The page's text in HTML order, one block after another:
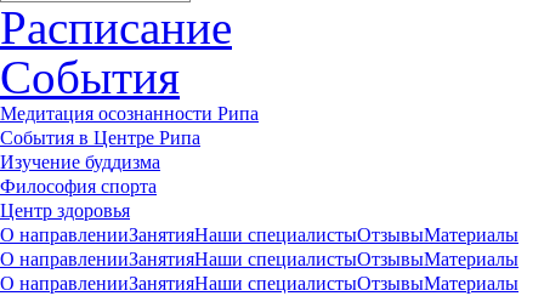
Расписание
События
Медитация осознанности Рипа
События в Центре Рипа
Изучение буддизма
Философия спорта
Центр здоровья
О направленииЗанятияНаши специалистыОтзывыМатериалы
О направленииЗанятияНаши специалистыОтзывыМатериалы
О направленииЗанятияНаши специалистыОтзывыМатериалы